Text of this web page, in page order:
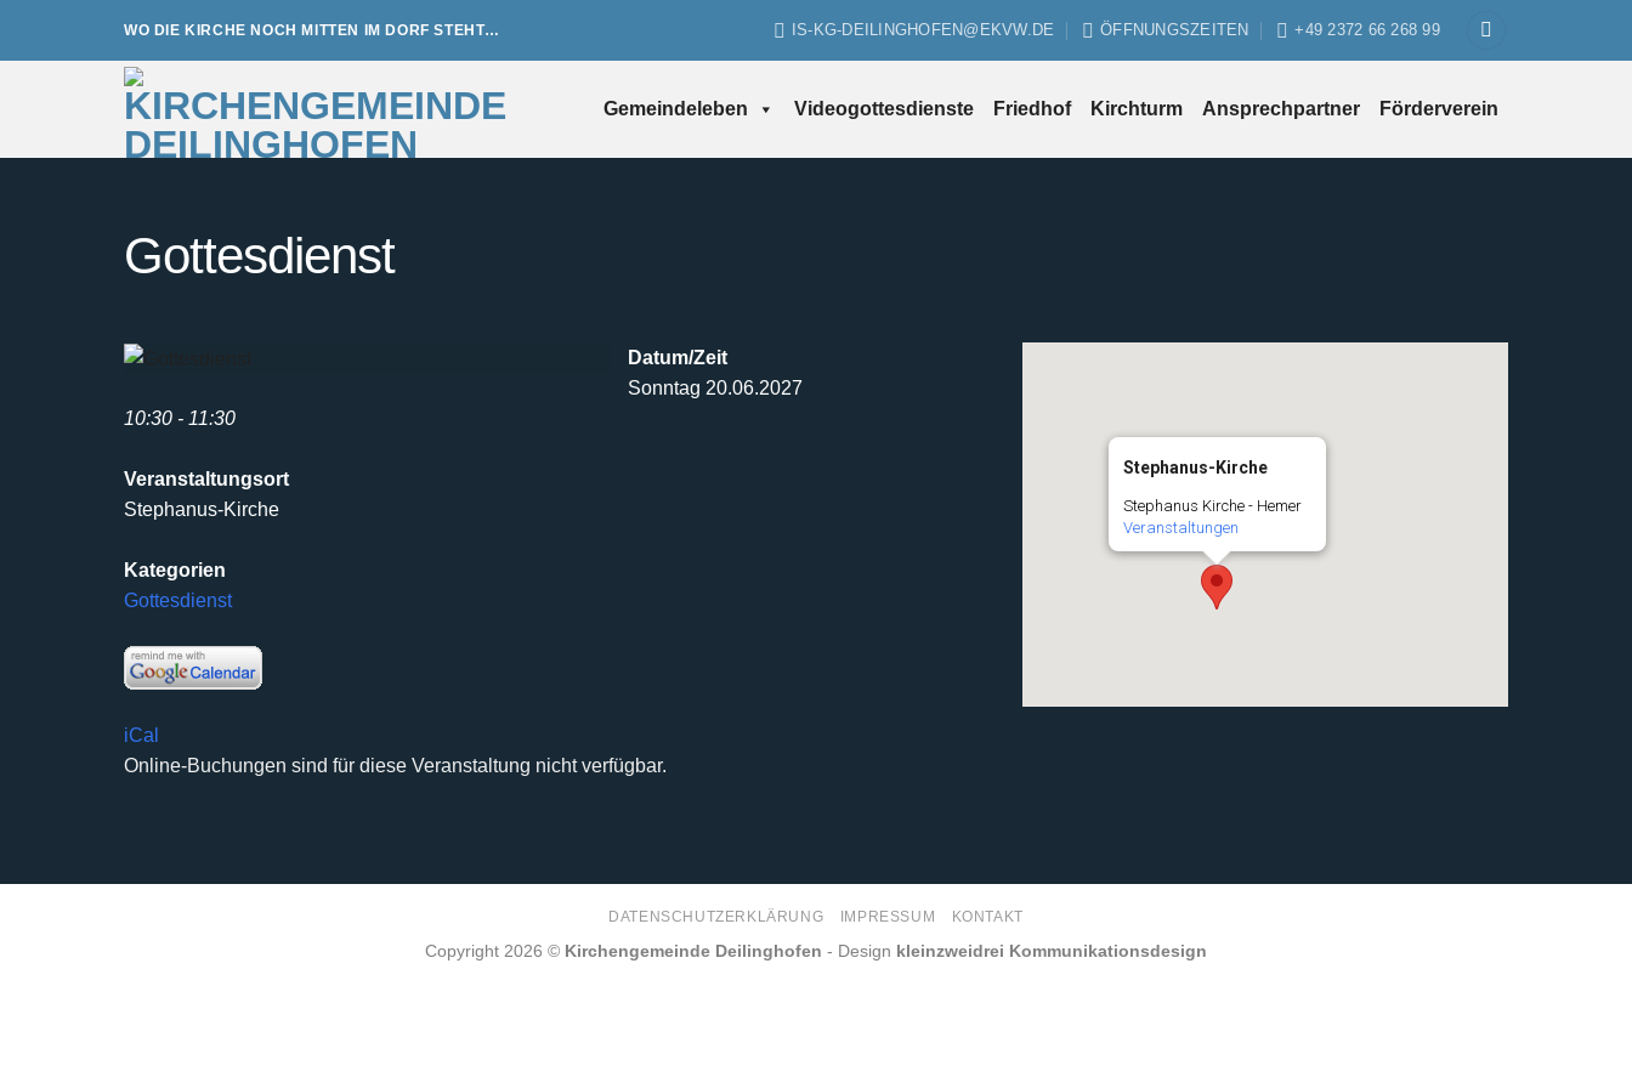
WO DIE KIRCHE NOCH MITTEN IM DORF STEHT… IS-KG-DEILINGHOFEN@EKVW.DE ÖFFNUNGSZEITEN +49 2372 66 268 99
Gemeindeleben Videogottesdienste Friedhof Kirchturm Ansprechpartner Förderverein
Gottesdienst
Stephanus-Kirche
Stephanus Kirche - Hemer
Veranstaltungen
Datum/Zeit
Sonntag 20.06.2027
10:30 - 11:30
Veranstaltungsort
Stephanus-Kirche
Kategorien
Gottesdienst
iCal
Online-Buchungen sind für diese Veranstaltung nicht verfügbar.
DATENSCHUTZERKLÄRUNG IMPRESSUM KONTAKT
Copyright 2026 © Kirchengemeinde Deilinghofen - Design kleinzweidrei Kommunikationsdesign